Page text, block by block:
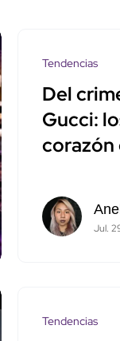
Tendencias
Del
Gucci:
corazón
Jul.
Tendencias